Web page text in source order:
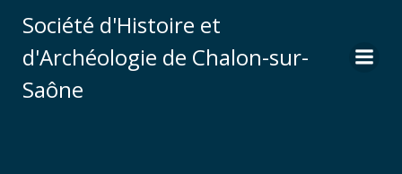
au
contenu
Société d'Histoire et
d'Archéologie de Chalon-sur-
Saône